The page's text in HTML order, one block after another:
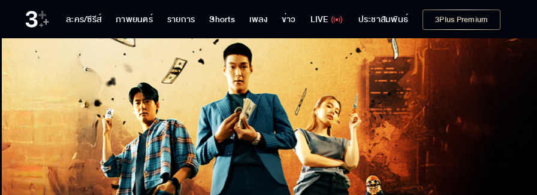
ละคร/ซีรีส์ ภาพยนตร์ รายการ Shorts เพลง ข่าว LIVE ประชาสัมพันธ์ 3Plus Premium